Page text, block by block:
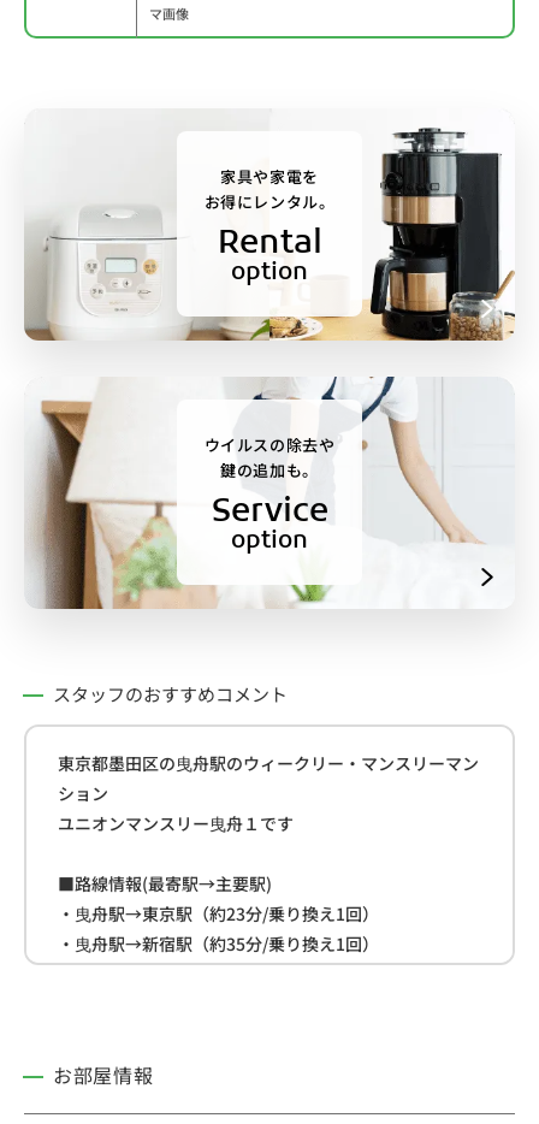
マ画像
家具や家電を
お得にレンタル。
Rental
option
ウイルスの除去や
鍵の追加も。
Service
option
スタッフのおすすめコメント
東京都墨田区の曳舟駅のウィークリー・マンスリーマン
ション
ユニオンマンスリー曳舟１です
■路線情報(最寄駅→主要駅)
・曳舟駅→東京駅（約23分/乗り換え1回）
・曳舟駅→新宿駅（約35分/乗り換え1回）
・曳舟駅→渋谷駅（約38分/乗り換えなし）
・オリンピック(約120ｍ)
・セブン-イレブン(約210ｍ)
お部屋情報